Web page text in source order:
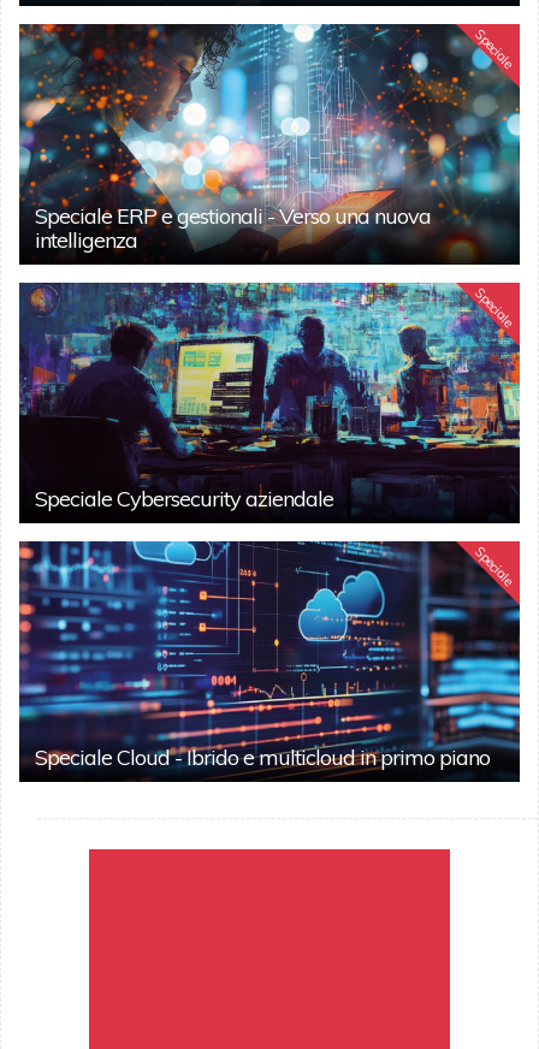
Speciale
Speciale ERP e gestionali - Verso una nuova
intelligenza
Speciale
Speciale Cybersecurity aziendale
Speciale
Speciale Cloud - Ibrido e multicloud in primo piano